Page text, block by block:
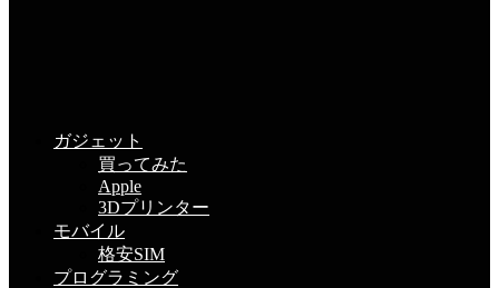
ガジェット
買ってみた
Apple
3Dプリンター
モバイル
格安SIM
プログラミング